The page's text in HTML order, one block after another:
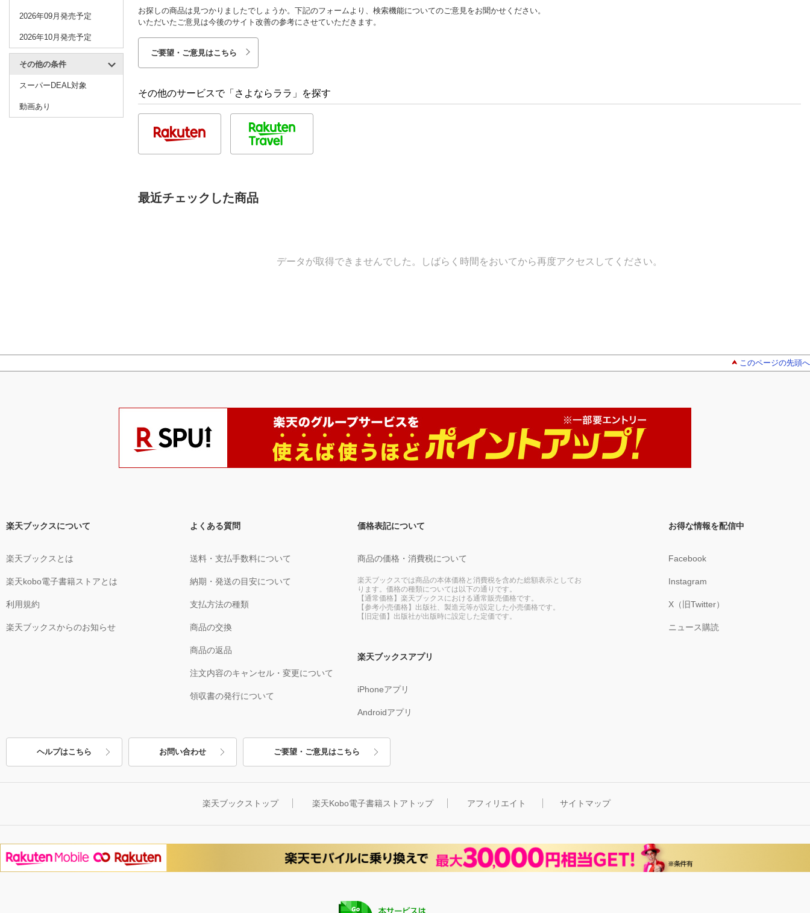
2026年09月発売予定
2026年10月発売予定
その他の条件
スーパーDEAL対象
動画あり
お探しの商品は見つかりましたでしょうか。下記のフォームより、検索機能についてのご意見をお聞かせください。
いただいたご意見は今後のサイト改善の参考にさせていただきます。
ご要望・ご意見はこちら
その他のサービスで「さよならララ」を探す
最近チェックした商品
データが取得できませんでした。しばらく時間をおいてから再度アクセスしてください。
このページの先頭へ
楽天ブックスについて
楽天ブックスとは
楽天kobo電子書籍ストアとは
利用規約
楽天ブックスからのお知らせ
よくある質問
送料・支払手数料について
納期・発送の目安について
支払方法の種類
商品の交換
商品の返品
注文内容のキャンセル・変更について
領収書の発行について
価格表記について
商品の価格・消費税について
楽天ブックスでは商品の本体価格と消費税を含めた総額表示としてお
ります。価格の種類については以下の通りです。
【通常価格】楽天ブックスにおける通常販売価格です。
【参考小売価格】出版社、製造元等が設定した小売価格です。
【旧定価】出版社が出版時に設定した定価です。
楽天ブックスアプリ
iPhoneアプリ
Androidアプリ
お得な情報を配信中
Facebook
Instagram
X（旧Twitter）
ニュース購読
ヘルプはこちら お問い合わせ ご要望・ご意見はこちら
楽天ブックストップ 楽天Kobo電子書籍ストアトップ アフィリエイト サイトマップ